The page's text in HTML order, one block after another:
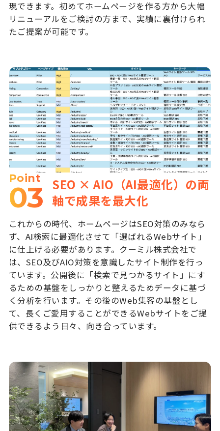
現できます。初めてホームページを作る方から大幅
リニューアルをご検討の方まで、実績に裏付けられ
たご提案が可能です。
Point
03 SEO × AIO（AI最適化）の両
軸で成果を最大化
これからの時代、ホームページはSEO対策のみなら
ず、AI検索に最適化させて「選ばれるWebサイト」
に仕上げる必要があります。クーミル株式会社で
は、SEO及びAIO対策を意識したサイト制作を行っ
ています。公開後に「検索で見つかるサイト」にす
るための基盤をしっかりと整えるためデータに基づ
く分析を行います。その後のWeb集客の基盤とし
て、長くご愛用することができるWebサイトをご提
供できるよう日々、向き合っています。